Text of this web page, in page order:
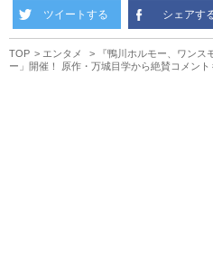
ツイートする シェアす
TOP エンタメ
『鴨川ホルモー、ワン
ー」開催！ 原作・万城目学から絶賛コメント